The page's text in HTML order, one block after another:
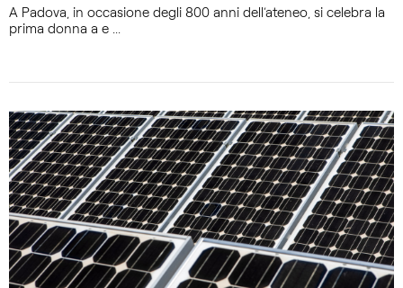
A Padova, in occasione degli 800 anni dell’ateneo, si celebra la
prima donna a e ...